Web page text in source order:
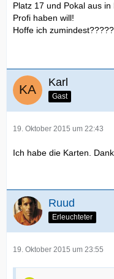
Platz 17 und Pokal aus
Profi haben will!
Hoffe ich
Karl
Gast
19. Oktober 2015 um 22:43
Ich habe die Karten.
Ruud
Erleuchteter
19. Oktober 2015 um 23:55